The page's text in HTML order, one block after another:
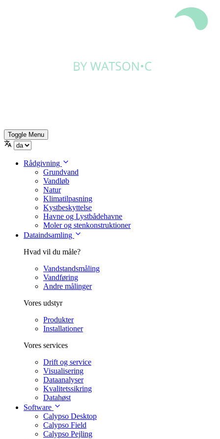
Toggle Menu
Rådgivning
Grundvand
Vandløb
Natur
Klimatilpasning
Kystbeskyttelse
Havne og Lystbådehavne
Moler og stenkonstruktioner
Dataindsamling
Hvad vil du måle?
Vandstandsmåling
Vandføring
Andre målinger
Vores udstyr
Produkter
Installationer
Vores services
Drift og service
Visualisering
Dataanalyser
Kvalitetssikring
Datahøst
Software
Calypso Desktop
Calypso Field
Calypso Pejling